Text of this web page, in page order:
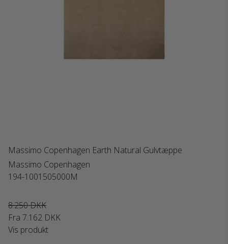
Massimo Copenhagen Earth Natural Gulvtæppe
Massimo Copenhagen
194-1001505000M
8.250 DKK
Fra 7.162 DKK
Vis produkt